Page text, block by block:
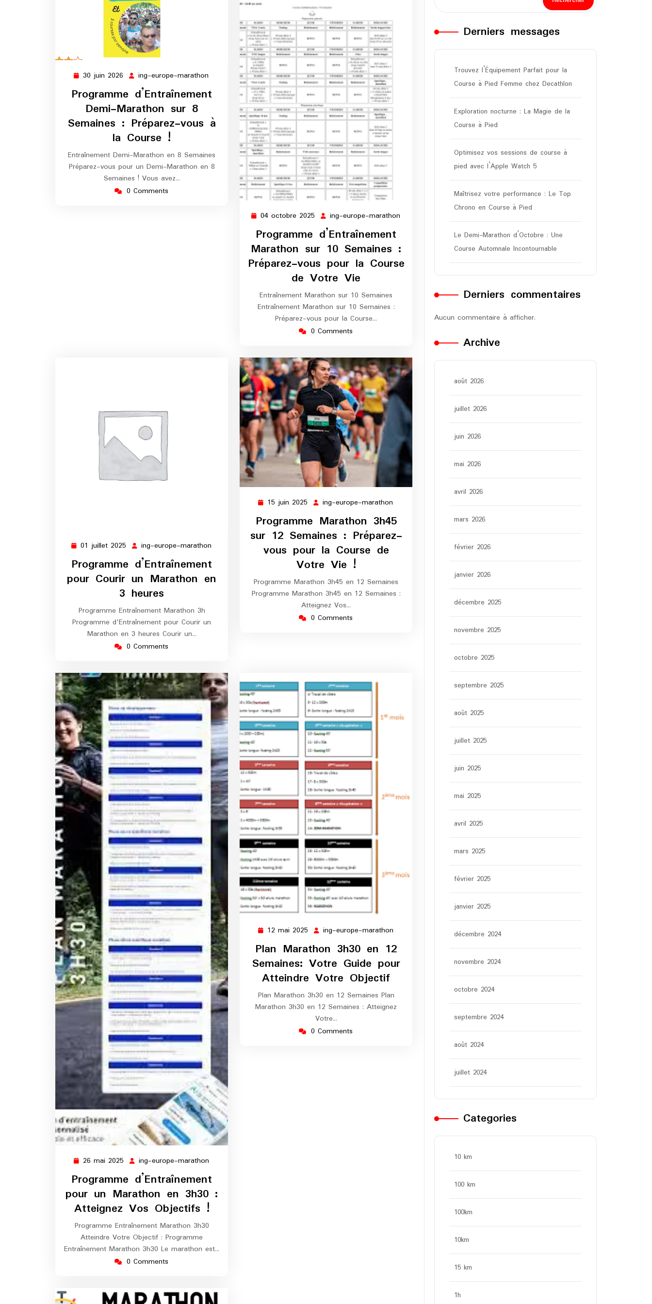
30 juin 2026 30
2026
ing-europe-marathon
europe-
marathon
Programme d’Entraînement
Demi-Marathon sur 8
Semaines : Préparez-vous à
la Course !
Entraînement Demi-Marathon en 8 Semaines
Préparez-vous pour un Demi-Marathon en 8
Semaines ! Vous avez…
0 Comments
04 octobre 2025 04
octobre
2025
ing-europe-marathon
Programme d’Entraînement
Marathon sur 10 Semaines :
Préparez-vous pour la Course
de Votre Vie
Entraînement Marathon sur 10 Semaines
Entraînement Marathon sur 10 Semaines :
Préparez-vous pour la Course…
0 Comments
01 juillet 2025 01
juillet
2025
ing-europe-marathon
Programme d’Entraînement
pour Courir un Marathon en
3 heures
Programme Entraînement Marathon 3h
Programme d'Entraînement pour Courir un
Marathon en 3 heures Courir un…
0 Comments
15 juin 2025 15
2025
ing-europe-marathon
europe-
marathon
Programme Marathon 3h45
sur 12 Semaines : Préparez-
vous pour la Course de
Votre Vie !
Programme Marathon 3h45 en 12 Semaines
Programme Marathon 3h45 en 12 Semaines :
Atteignez Vos…
0 Comments
26 mai 2025 26
2025
ing-europe-marathon
europe-
marathon
Programme d’Entraînement
pour un Marathon en 3h30 :
Atteignez Vos Objectifs !
Programme Entraînement Marathon 3h30
Atteindre Votre Objectif : Programme
Entraînement Marathon 3h30 Le marathon est…
0 Comments
12 mai 2025 12
mai
2025
ing-europe-marathon
europe-
marathon
Plan Marathon 3h30 en 12
Semaines: Votre Guide pour
Atteindre Votre Objectif
Plan Marathon 3h30 en 12 Semaines Plan
Marathon 3h30 en 12 Semaines : Atteignez
Votre…
0 Comments
Derniers messages
Trouvez l’Équipement Parfait pour la
Course à Pied Femme chez Decathlon
Exploration nocturne : La Magie de la
Course à Pied
Optimisez vos sessions de course à
pied avec l’Apple Watch 5
Maîtrisez votre performance : Le Top
Chrono en Course à Pied
Le Demi-Marathon d’Octobre : Une
Course Automnale Incontournable
Derniers commentaires
Aucun commentaire à afficher.
Archive
août 2026
juillet 2026
juin 2026
mai 2026
avril 2026
mars 2026
février 2026
janvier 2026
décembre 2025
novembre 2025
octobre 2025
septembre 2025
août 2025
juillet 2025
juin 2025
mai 2025
avril 2025
mars 2025
février 2025
janvier 2025
décembre 2024
novembre 2024
octobre 2024
septembre 2024
août 2024
juillet 2024
Categories
10 km
100 km
100km
10km
15 km
1h